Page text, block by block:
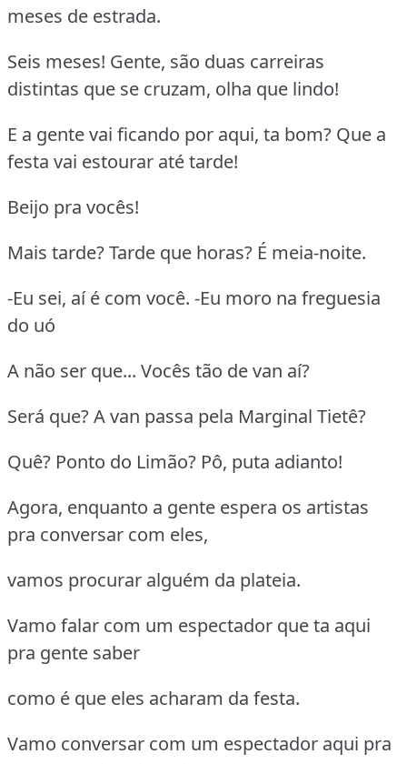
meses de estrada.
Seis meses! Gente, são duas carreiras
distintas que se cruzam, olha que lindo!
E a gente vai ficando por aqui, ta bom? Que a
festa vai estourar até tarde!
Beijo pra vocês!
Mais tarde? Tarde que horas? É meia-noite.
-Eu sei, aí é com você. -Eu moro na freguesia
do uó
A não ser que... Vocês tão de van aí?
Será que? A van passa pela Marginal Tietê?
Quê? Ponto do Limão? Pô, puta adianto!
Agora, enquanto a gente espera os artistas
pra conversar com eles,
vamos procurar alguém da plateia.
Vamo falar com um espectador que ta aqui
pra gente saber
como é que eles acharam da festa.
Vamo conversar com um espectador aqui pra